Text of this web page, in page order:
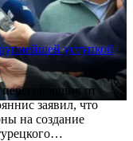
уступкой
от
заявил, что
на создание